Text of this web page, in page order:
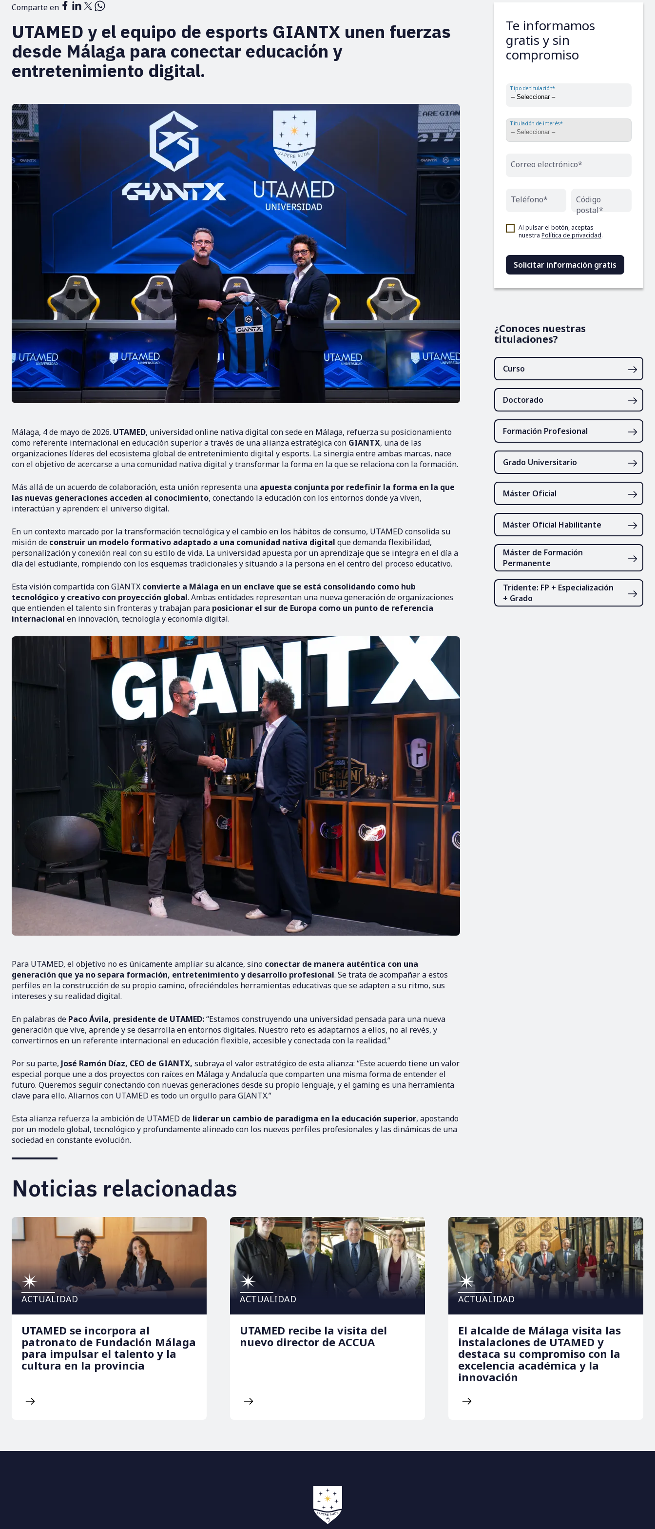
Comparte en
UTAMED y el equipo de esports GIANTX unen fuerzas
desde Málaga para conectar educación y
entretenimiento digital.
Málaga, 4 de mayo de 2026. UTAMED, universidad online nativa digital con sede en Málaga, refuerza su posicionamiento
como referente internacional en educación superior a través de una alianza estratégica con GIANTX, una de las
organizaciones líderes del ecosistema global de entretenimiento digital y esports. La sinergia entre ambas marcas, nace
con el objetivo de acercarse a una comunidad nativa digital y transformar la forma en la que se relaciona con la formación.
Más allá de un acuerdo de colaboración, esta unión representa una apuesta conjunta por redefinir la forma en la que
las nuevas generaciones acceden al conocimiento, conectando la educación con los entornos donde ya viven,
interactúan y aprenden: el universo digital.
En un contexto marcado por la transformación tecnológica y el cambio en los hábitos de consumo, UTAMED consolida su
misión de construir un modelo formativo adaptado a una comunidad nativa digital que demanda flexibilidad,
personalización y conexión real con su estilo de vida. La universidad apuesta por un aprendizaje que se integra en el día a
día del estudiante, rompiendo con los esquemas tradicionales y situando a la persona en el centro del proceso educativo.
Esta visión compartida con GIANTX convierte a Málaga en un enclave que se está consolidando como hub
tecnológico y creativo con proyección global. Ambas entidades representan una nueva generación de organizaciones
que entienden el talento sin fronteras y trabajan para posicionar el sur de Europa como un punto de referencia
internacional en innovación, tecnología y economía digital.
Para UTAMED, el objetivo no es únicamente ampliar su alcance, sino conectar de manera auténtica con una
generación que ya no separa formación, entretenimiento y desarrollo profesional. Se trata de acompañar a estos
perfiles en la construcción de su propio camino, ofreciéndoles herramientas educativas que se adapten a su ritmo, sus
intereses y su realidad digital.
En palabras de Paco Ávila, presidente de UTAMED:“Estamos construyendo una universidad pensada para una nueva
generación que vive, aprende y se desarrolla en entornos digitales. Nuestro reto es adaptarnos a ellos, no al revés, y
convertirnos en un referente internacional en educación flexible, accesible y conectada con la realidad.”
Por su parte, José Ramón Díaz, CEO de GIANTX, subraya el valor estratégico de esta alianza: “Este acuerdo tiene un valor
especial porque une a dos proyectos con raíces en Málaga y Andalucía que comparten una misma forma de entender el
futuro. Queremos seguir conectando con nuevas generaciones desde su propio lenguaje, y el gaming es una herramienta
clave para ello. Aliarnos con UTAMED es todo un orgullo para GIANTX.”
Esta alianza refuerza la ambición de UTAMED de liderar un cambio de paradigma en la educación superior, apostando
por un modelo global, tecnológico y profundamente alineado con los nuevos perfiles profesionales y las dinámicas de una
sociedad en constante evolución.
Te informamos
gratis y sin
compromiso
Tipo de titulación*
Titulación de interés*
Correo electrónico*
Teléfono*
Código
postal*
Al pulsar el botón, aceptas
nuestra Política de privacidad.
¿Conoces nuestras
titulaciones?
Curso
Doctorado
Formación Profesional
Grado Universitario
Máster Oficial
Máster Oficial Habilitante
Máster de Formación
Permanente
Tridente: FP + Especialización
+ Grado
Noticias relacionadas
ACTUALIDAD
UTAMED se incorpora al
patronato de Fundación Málaga
para impulsar el talento y la
cultura en la provincia
ACTUALIDAD
UTAMED recibe la visita del
nuevo director de ACCUA
ACTUALIDAD
El alcalde de Málaga visita las
instalaciones de UTAMED y
destaca su compromiso con la
excelencia académica y la
innovación